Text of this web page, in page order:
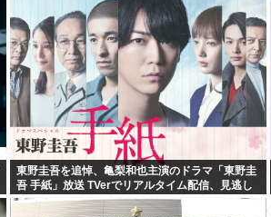
東野圭吾を追悼、亀梨和也主演のドラマ「東野圭
吾 手紙」放送 TVerでリアルタイム配信、見逃し
配信も